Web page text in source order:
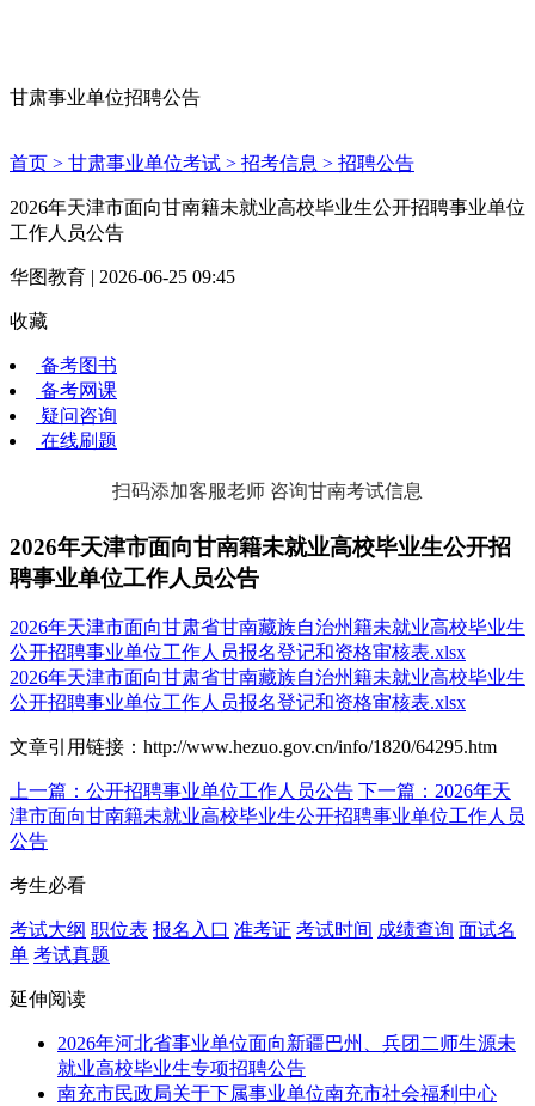
甘肃事业单位招聘公告
首页 > 甘肃事业单位考试 > 招考信息 > 招聘公告
2026年天津市面向甘南籍未就业高校毕业生公开招聘事业单位
工作人员公告
华图教育 | 2026-06-25 09:45
收藏
备考图书
备考网课
疑问咨询
在线刷题
扫码添加客服老师 咨询甘南考试信息
2026年天津市面向甘南籍未就业高校毕业生公开招
聘事业单位工作人员公告
2026年天津市面向甘肃省甘南藏族自治州籍未就业高校毕业生
公开招聘事业单位工作人员报名登记和资格审核表.xlsx
2026年天津市面向甘肃省甘南藏族自治州籍未就业高校毕业生
公开招聘事业单位工作人员报名登记和资格审核表.xlsx
文章引用链接：http://www.hezuo.gov.cn/info/1820/64295.htm
上一篇：公开招聘事业单位工作人员公告 下一篇：2026年天
津市面向甘南籍未就业高校毕业生公开招聘事业单位工作人员
公告
考生必看
考试大纲 职位表 报名入口 准考证 考试时间 成绩查询 面试名
单 考试真题
延伸阅读
2026年河北省事业单位面向新疆巴州、兵团二师生源未
就业高校毕业生专项招聘公告
南充市民政局关于下属事业单位南充市社会福利中心